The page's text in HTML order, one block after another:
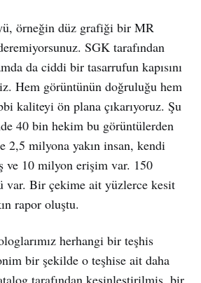
örneğin düz grafiği bir MR
SGK tarafından
da ciddi bir tasarrufun kapısını
Hem görüntünün doğruluğu hem
kaliteyi ön plana çıkarıyoruz. Şu
40 bin hekim bu görüntülerden
2,5 milyona yakın insan, kendi
ve 10 milyon erişim var. 150
var. Bir çekime ait yüzlerce kesit
rapor oluştu.
herhangi bir teşhis
bir şekilde o teşhise ait daha
tarafından kesinleştirilmiş, bir